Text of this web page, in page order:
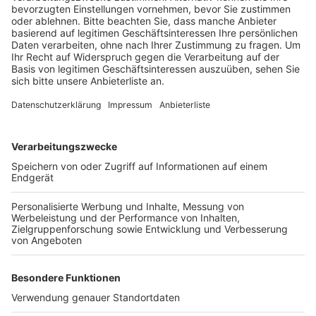
Anzeige
Die Stadt will sie im nächsten Frühjahr ausweisen, das
hat der Stadtrat entschieden. Die beiden Badestellen
Bereichen bleibt, mit Ausnahme des Strandbads
„Blackfoot Beach“, wie schon in den vergangenen rund
30 Jahren das Baden verboten. Die Badestellen sind
nicht überwacht, das Schwimmen erfolgt auf eigene
Gefahr.